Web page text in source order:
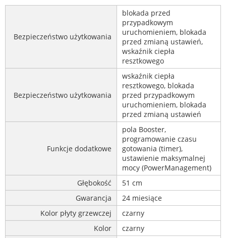
Bezpieczeństwo użytkowania
blokada przed
przypadkowym
uruchomieniem, blokada
przed zmianą ustawień,
wskaźnik ciepła
resztkowego
Bezpieczeństwo użytkowania
wskaźnik ciepła
resztkowego, blokada
przed przypadkowym
uruchomieniem, blokada
przed zmianą ustawień
Funkcje dodatkowe
pola Booster,
programowanie czasu
gotowania (timer),
ustawienie maksymalnej
mocy (PowerManagement)
Głębokość
51 cm
Gwarancja
24 miesiące
Kolor płyty grzewczej
czarny
Kolor
czarny